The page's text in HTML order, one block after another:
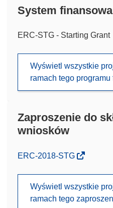
System
ERC-STG - Starting Grant
Wyświetl wszystkie
ramach tego
Zaproszenie do
wniosków
(odnośnik
nowym
ERC-2018-STG
Wyświetl wszystkie
ramach tego